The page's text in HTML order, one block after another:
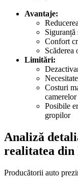
Avantaje:
Confort
Limitări:
Costuri
camerelor
Posibile
gropilor
Analiză
realitatea din
Producătorii auto